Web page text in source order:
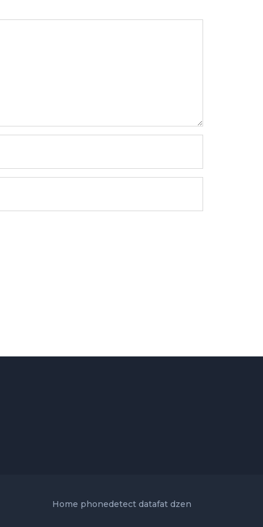
Home phonedetect datafat dzen